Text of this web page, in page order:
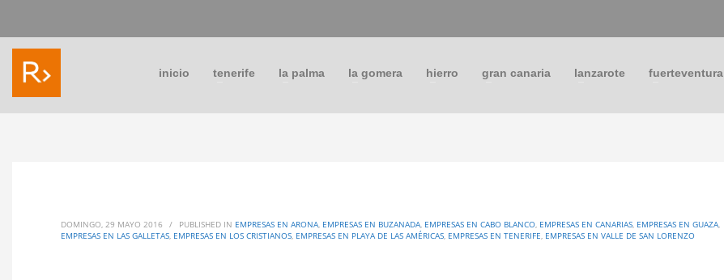
inicio tenerife la palma la gomera hierro gran canaria lanzarote fuerteventura
DOMINGO, 29 MAYO 2016 / PUBLISHED IN EMPRESAS EN ARONA, EMPRESAS EN BUZANADA, EMPRESAS EN CABO BLANCO, EMPRESAS EN CANARIAS, EMPRESAS EN GUAZA,
EMPRESAS EN LAS GALLETAS, EMPRESAS EN LOS CRISTIANOS, EMPRESAS EN PLAYA DE LAS AMÉRICAS, EMPRESAS EN TENERIFE, EMPRESAS EN VALLE DE SAN LORENZO